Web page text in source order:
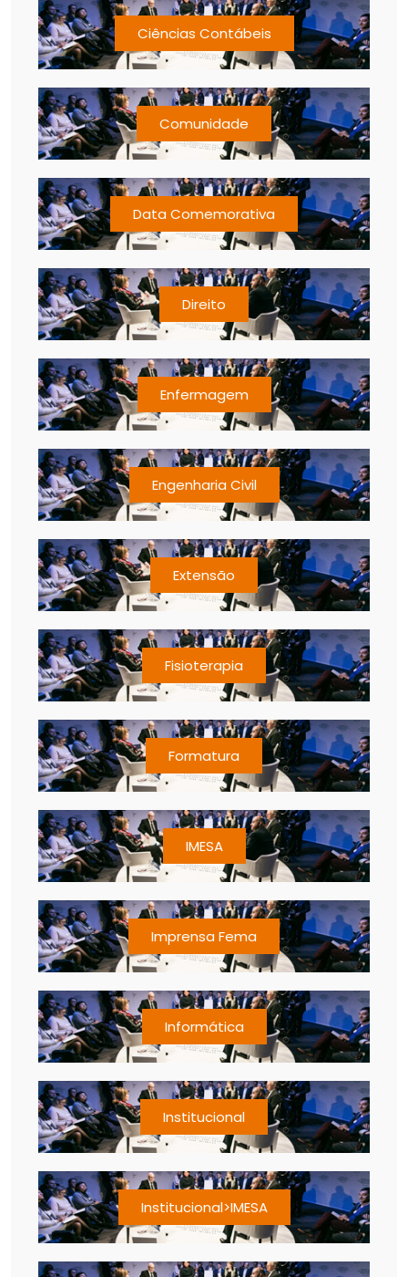
Ciências Contábeis
Comunidade
Data Comemorativa
Direito
Enfermagem
Engenharia Civil
Extensão
Fisioterapia
Formatura
IMESA
Imprensa Fema
Informática
Institucional
Institucional>IMESA